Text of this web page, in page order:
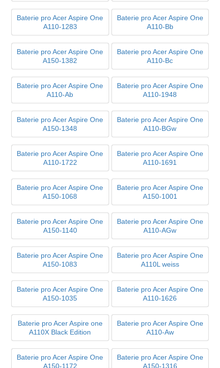
Baterie pro Acer Aspire One
A110-1283
Baterie pro Acer Aspire One
A110-Bb
Baterie pro Acer Aspire One
A150-1382
Baterie pro Acer Aspire One
A110-Bc
Baterie pro Acer Aspire One
A110-Ab
Baterie pro Acer Aspire One
A110-1948
Baterie pro Acer Aspire One
A150-1348
Baterie pro Acer Aspire One
A110-BGw
Baterie pro Acer Aspire One
A110-1722
Baterie pro Acer Aspire One
A110-1691
Baterie pro Acer Aspire One
A150-1068
Baterie pro Acer Aspire One
A150-1001
Baterie pro Acer Aspire One
A150-1140
Baterie pro Acer Aspire One
A110-AGw
Baterie pro Acer Aspire One
A150-1083
Baterie pro Acer Aspire One
A110L weiss
Baterie pro Acer Aspire One
A150-1035
Baterie pro Acer Aspire One
A110-1626
Baterie pro Acer Aspire one
A110X Black Edition
Baterie pro Acer Aspire One
A110-Aw
Baterie pro Acer Aspire One
A150-1172
Baterie pro Acer Aspire One
A150-1316